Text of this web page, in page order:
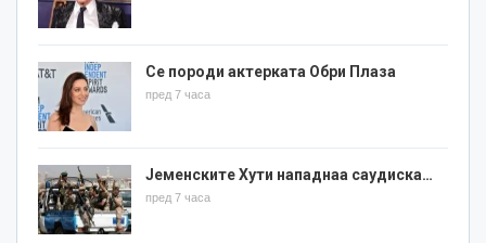
Се породи актерката Обри Плаза
пред 7 часа
Јеменските Хути нападнаа саудиска…
пред 7 часа